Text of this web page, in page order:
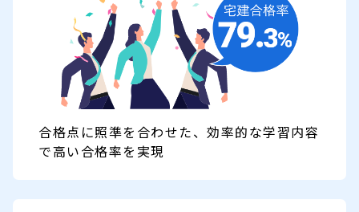
合格点に照準を合わせた、効率的な学習内容
で高い合格率を実現